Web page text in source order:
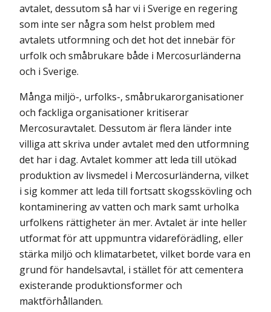
avtalet, dessutom så har vi i Sverige en regering
som inte ser några som helst problem med
avtalets utformning och det hot det innebär för
urfolk och småbrukare både i Mercosurländerna
och i Sverige.
Många miljö-, urfolks-, småbrukarorganisationer
och fackliga organisationer kritiserar
Mercosuravtalet. Dessutom är flera länder inte
villiga att skriva under avtalet med den utformning
det har i dag. Avtalet kommer att leda till utökad
produktion av livsmedel i Mercosurländerna, vilket
i sig kommer att leda till fortsatt skogsskövling och
kontaminering av vatten och mark samt urholka
urfolkens rättigheter än mer. Avtalet är inte heller
utformat för att uppmuntra vidareförädling, eller
stärka miljö och klimatarbetet, vilket borde vara en
grund för handelsavtal, i stället för att cementera
existerande produktionsformer och
maktförhållanden.